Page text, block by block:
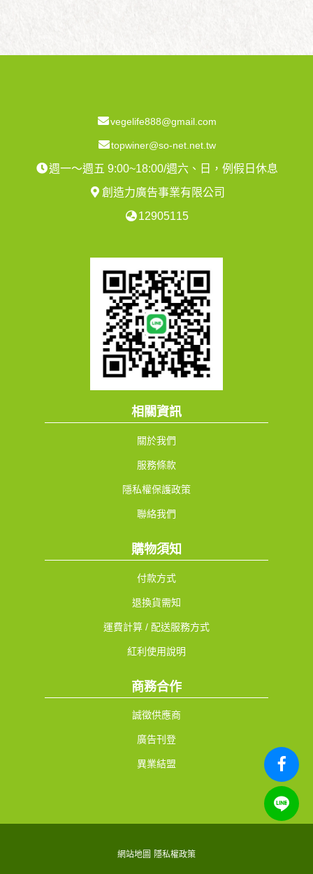
vegelife888@gmail.com
topwiner@so-net.net.tw
週一～週五 9:00~18:00/週六、日，例假日休息
創造力廣告事業有限公司
12905115
相關資訊
關於我們
服務條款
隱私權保護政策
聯絡我們
購物須知
付款方式
退換貨需知
運費計算 / 配送服務方式
紅利使用說明
商務合作
誠徵供應商
廣告刊登
異業結盟
網站地圖 隱私權政策